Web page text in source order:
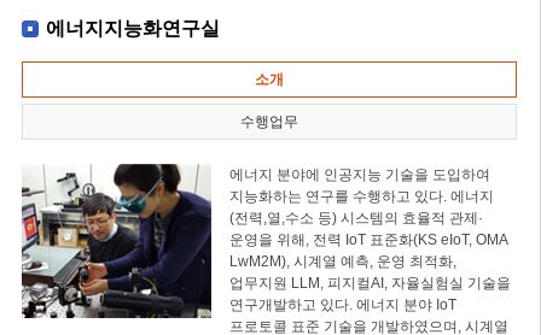
에너지지능화연구실
소개
수행업무
에너지 분야에 인공지능 기술을 도입하여
지능화하는 연구를 수행하고 있다. 에너지
(전력,열,수소 등) 시스템의 효율적 관제·
운영을 위해, 전력 IoT 표준화(KS eIoT, OMA
LwM2M), 시계열 예측, 운영 최적화,
업무지원 LLM, 피지컬AI, 자율실험실 기술을
연구개발하고 있다. 에너지 분야 IoT
프로토콜 표준 기술을 개발하였으며, 시계열